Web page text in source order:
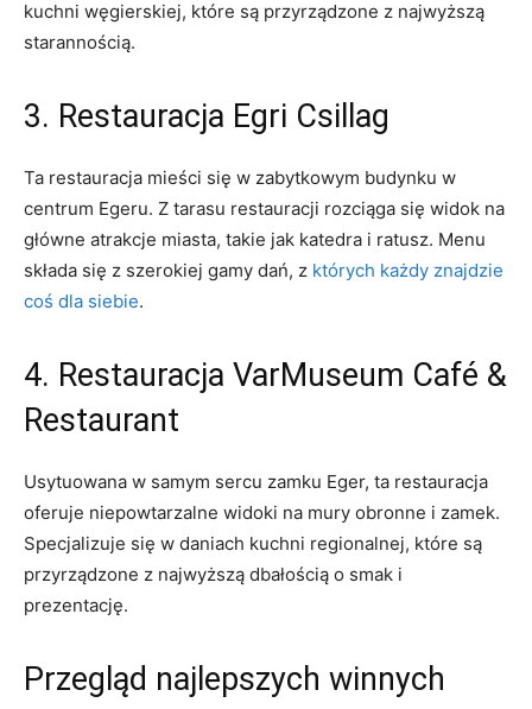
kuchni⁣ węgierskiej, które są przyrządzone z najwyższą
⁢starannością.
3. Restauracja Egri Csillag
Ta restauracja mieści się w zabytkowym budynku w⁢
centrum Egeru. Z tarasu restauracji⁤ rozciąga ⁣się ⁢widok⁢ na‍
główne atrakcje miasta, takie jak‍ katedra​ i ratusz. Menu
⁢składa się z szerokiej gamy⁣ dań, z których każdy znajdzie
coś dla siebie.
4. Restauracja ‌VarMuseum Café ‍&
Restaurant
Usytuowana⁢ w samym sercu zamku ‌Eger, ​ta restauracja⁢
oferuje niepowtarzalne widoki na mury obronne i zamek.
⁣Specjalizuje się w daniach kuchni regionalnej, które są
przyrządzone ⁤z najwyższą dbałością⁢ o ⁤smak ⁣i
prezentację.
Przegląd najlepszych winnych